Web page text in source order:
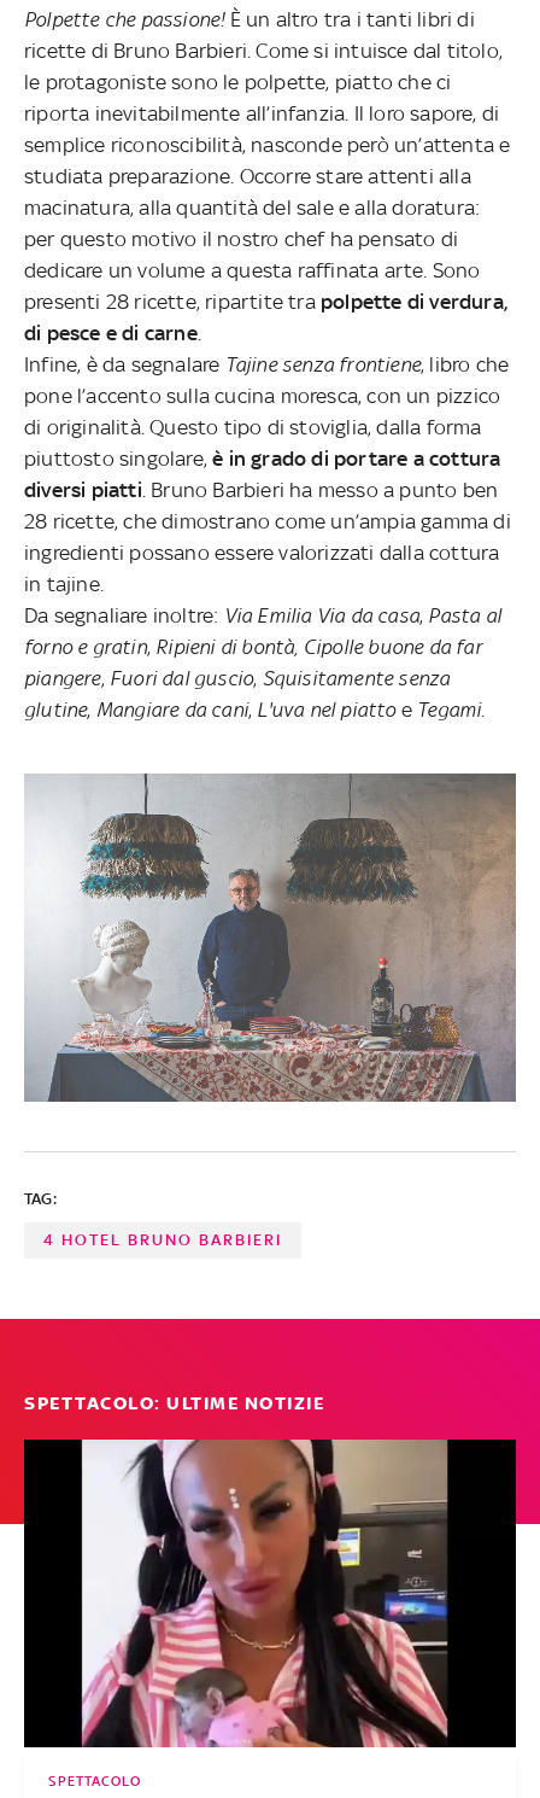
Polpette che passione!È un altro tra i tanti libri di
ricette di Bruno Barbieri. Come si intuisce dal titolo,
le protagoniste sono le polpette, piatto che ci
riporta inevitabilmente all’infanzia. Il loro sapore, di
semplice riconoscibilità, nasconde però un’attenta e
studiata preparazione. Occorre stare attenti alla
macinatura, alla quantità del sale e alla doratura:
per questo motivo il nostro chef ha pensato di
dedicare un volume a questa raffinata arte. Sono
presenti 28 ricette, ripartite trapolpette di verdura,
di pesce e di carne.
Infine, è da segnalare Tajine senza frontiene, libro che
pone l’accento sulla cucina moresca, con un pizzico
di originalità. Questo tipo di stoviglia, dalla forma
piuttosto singolare,è in grado di portare a cottura
diversi piatti . Bruno Barbieri ha messo a punto ben
28 ricette, che dimostrano come un’ampia gamma di
ingredienti possano essere valorizzati dalla cottura
in tajine.
Da segnaliare inoltre: Via Emilia Via da casa, Pasta al
forno e gratin, Ripieni di bontà, Cipolle buone da far
piangere, Fuori dal guscio, Squisitamente senza
glutine, Mangiare da cani, L'uva nel piattoe Tegami.
TAG:
4 HOTEL BRUNO BARBIERI
SPETTACOLO: ULTIME NOTIZIE
SPETTACOLO